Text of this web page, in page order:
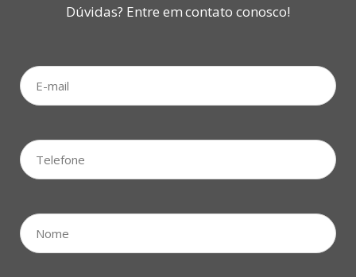
Dúvidas? Entre em contato conosco!